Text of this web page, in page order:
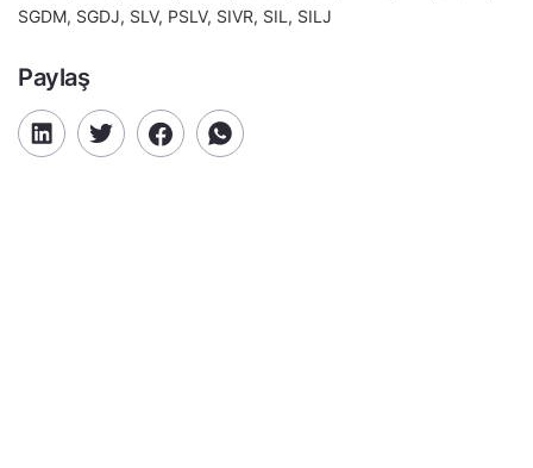
SGDM, SGDJ, SLV, PSLV, SIVR, SIL, SILJ
Paylaş